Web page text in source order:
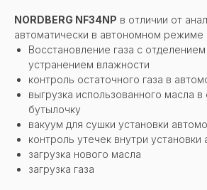
NORDBERG NF34NP в отличии от
автоматически в автономном
Восстановление газа с
устранением влажности
контроль остаточного газа в
выгрузка использованного масла
бутылочку
вакуум для сушки установки
контроль утечек внутри установки
загрузка нового масла
загрузка газа